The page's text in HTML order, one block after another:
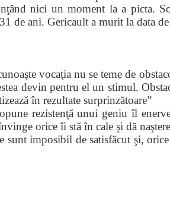
nici un moment la a picta.
de ani. Gericault a murit la data
vocaţia nu se teme de
devin pentru el un stimul.
în rezultate surprinzătoare”
rezistenţă unui geniu îl
orice îi stă în cale şi dă
sunt imposibil de satisfăcut şi,